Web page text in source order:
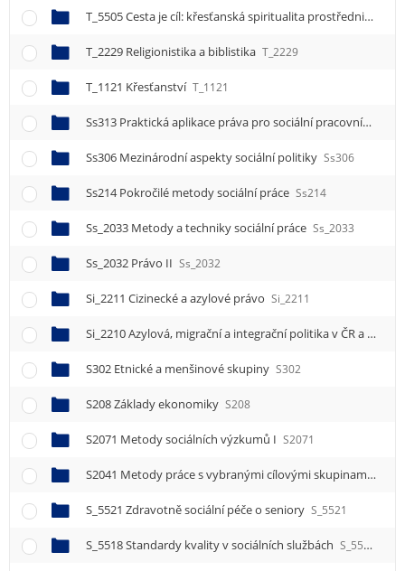
T_5505 Cesta je cíl: křesťanská spiritualita prostřednictvím paradoxu
T_2229 Religionistika a biblistika T_2229
T_1121 Křesťanství T_1121
Ss313 Praktická aplikace práva pro sociální pracovníky
Ss306 Mezinárodní aspekty sociální politiky Ss306
Ss214 Pokročilé metody sociální práce Ss214
Ss_2033 Metody a techniky sociální práce Ss_2033
Ss_2032 Právo II Ss_2032
Si_2211 Cizinecké a azylové právo Si_2211
Si_2210 Azylová, migrační a integrační politika v ČR a EU
S302 Etnické a menšinové skupiny S302
S208 Základy ekonomiky S208
S2071 Metody sociálních výzkumů I S2071
S2041 Metody práce s vybranými cílovými skupinami I
S_5521 Zdravotně sociální péče o seniory S_5521
S_5518 Standardy kvality v sociálních službách S_5518